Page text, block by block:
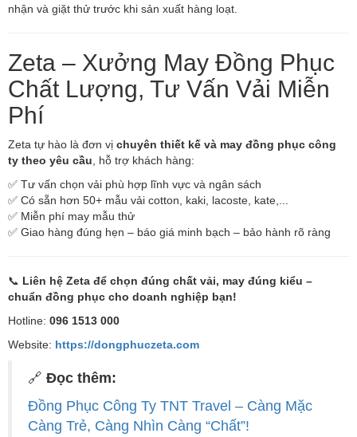
nhận và giặt thử trước khi sản xuất hàng loạt.
Zeta – Xưởng May Đồng Phục
Chất Lượng, Tư Vấn Vải Miễn
Phí
Zeta tự hào là đơn vị chuyên thiết kế và may đồng phục công
ty theo yêu cầu , hỗ trợ khách hàng:
✅ Tư vấn chọn vải phù hợp lĩnh vực và ngân sách
✅ Có sẵn hơn 50+ mẫu vải cotton, kaki, lacoste, kate,...
✅ Miễn phí may mẫu thử
✅ Giao hàng đúng hẹn – báo giá minh bạch – bảo hành rõ ràng
📞 Liên hệ Zeta để chọn đúng chất vải, may đúng kiểu –
chuẩn đồng phục cho doanh nghiệp bạn!
Hotline: 096 1513 000
Website: https://dongphuczeta.com
🔗 Đọc thêm:
Đồng Phục Công Ty TNT Travel – Càng Mặc
Càng Trẻ, Càng Nhìn Càng “Chất”!